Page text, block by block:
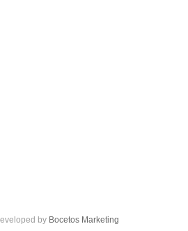
by Bocetos Marketing